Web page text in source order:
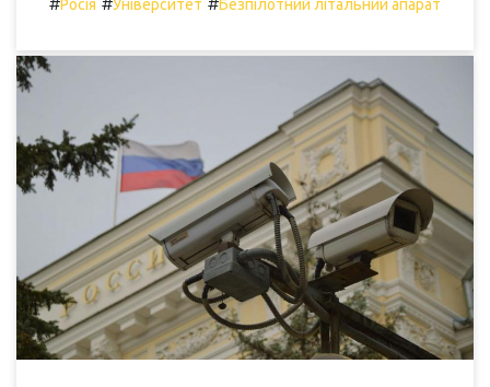
Росія Університет Безпілотний літальний апарат